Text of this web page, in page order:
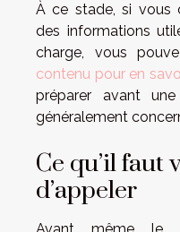
À ce stade, si vous
des informations
charge, vous
contenu pour en
préparer avant
généralement
Ce qu’il faut
d’appeler